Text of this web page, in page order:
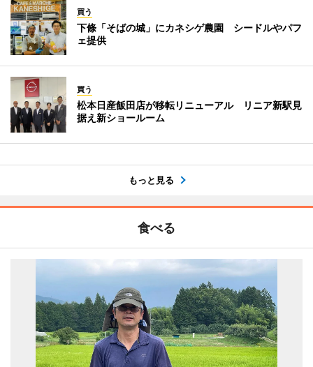
買う
下條「そばの城」にカネシゲ農園 シードルやパフ
ェ提供
買う
松本日産飯田店が移転リニューアル リニア新駅見
据え新ショールーム
もっと見る
食べる